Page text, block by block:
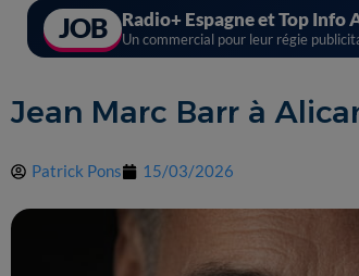
JOB Radio+ Espagne et Top
Un commercial pour leur régie
Jean Marc Barr à
Patrick Pons 15/03/2026